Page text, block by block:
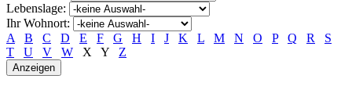
Lebenslage:
Ihr Wohnort:
A
B C D E F G H I J K L M N O P Q R
S
T
U V W X Y Z